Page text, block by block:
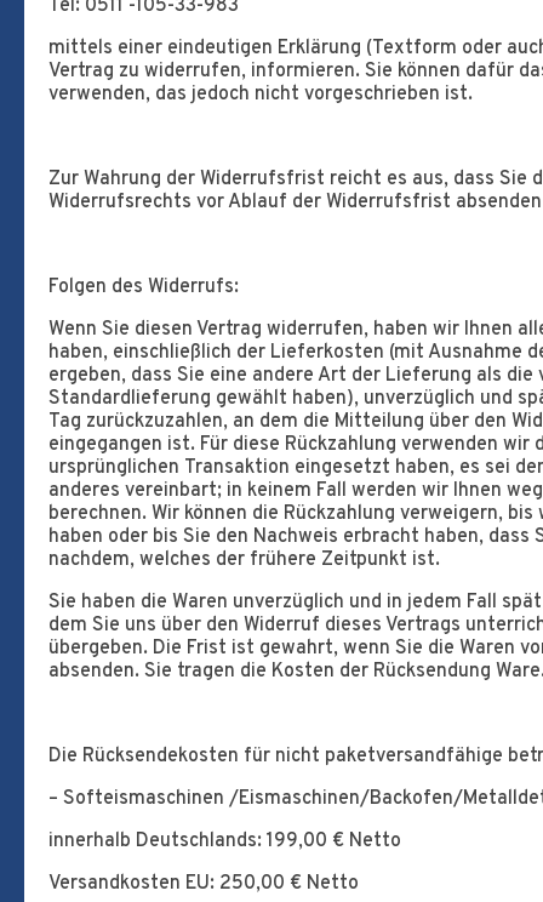
Tel: 0511 -105-33-983
mittels einer eindeutigen Erklärung (Textform oder
Vertrag zu widerrufen, informieren. Sie können dafür
verwenden, das jedoch nicht vorgeschrieben ist.
Zur Wahrung der Widerrufsfrist reicht es aus, dass Sie
Widerrufsrechts vor Ablauf der Widerrufsfrist
Folgen des Widerrufs:
Wenn Sie diesen Vertrag widerrufen, haben wir Ihnen
haben, einschließlich der Lieferkosten (mit Ausnahme
ergeben, dass Sie eine andere Art der Lieferung als
Standardlieferung gewählt haben), unverzüglich und
Tag zurückzuzahlen, an dem die Mitteilung über den
eingegangen ist. Für diese Rückzahlung verwenden
ursprünglichen Transaktion eingesetzt haben, es sei
anderes vereinbart; in keinem Fall werden wir Ihnen
berechnen. Wir können die Rückzahlung verweigern,
haben oder bis Sie den Nachweis erbracht haben, dass
nachdem, welches der frühere Zeitpunkt ist.
Sie haben die Waren unverzüglich und in jedem Fall
dem Sie uns über den Widerruf dieses Vertrags
übergeben. Die Frist ist gewahrt, wenn Sie die Waren
absenden. Sie tragen die Kosten der Rücksendung
Die Rücksendekosten für nicht paketversandfähige
– Softeismaschinen /Eismaschinen/Backofen/
innerhalb Deutschlands: 199,00 € Netto
Versandkosten EU: 250,00 € Netto